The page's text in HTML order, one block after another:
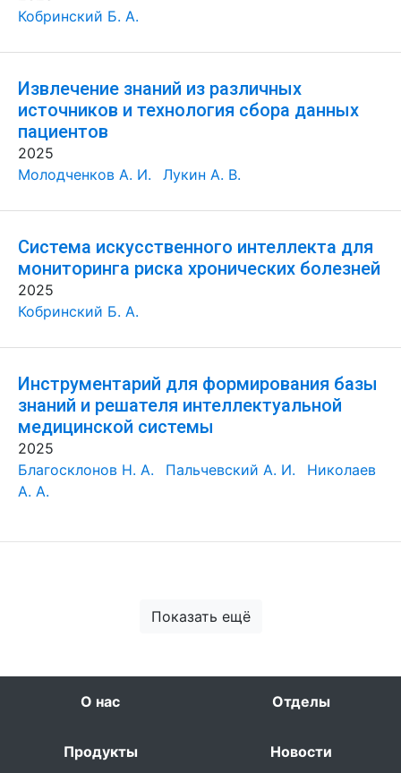
Кобринский Б. А.
Извлечение знаний из различных
источников и технология сбора данных
пациентов
2025
Молодченков А. И.
Лукин А. В.
Система искусственного интеллекта для
мониторинга риска хронических болезней
2025
Кобринский Б. А.
Инструментарий для формирования базы
знаний и решателя интеллектуальной
медицинской системы
2025
Благосклонов Н. А.
Пальчевский А. И.
Николаев
А. А.
Показать ещё
О нас Отделы
Продукты Новости